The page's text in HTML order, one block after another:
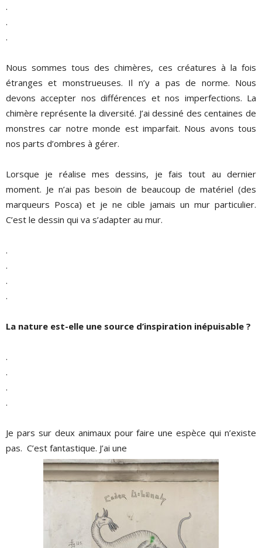
.
.
.
Nous sommes tous des chimères, ces créatures à la fois
étranges et monstrueuses. Il n’y a pas de norme. Nous
devons accepter nos différences et nos imperfections. La
chimère représente la diversité. J’ai dessiné des centaines de
monstres car notre monde est imparfait. Nous avons tous
nos parts d’ombres à gérer.
Lorsque je réalise mes dessins, je fais tout au dernier
moment. Je n’ai pas besoin de beaucoup de matériel (des
marqueurs Posca) et je ne cible jamais un mur particulier.
C’est le dessin qui va s’adapter au mur.
.
.
.
.
La nature est-elle une source d’inspiration inépuisable ?
.
.
.
.
Je pars sur deux animaux pour faire une espèce qui n’existe
pas. C’est fantastique. J’ai une